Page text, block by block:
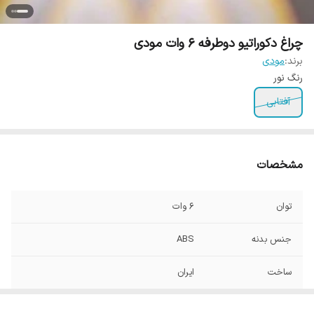
چراغ دکوراتیو دوطرفه ۶ وات مودی
برند:مودی
رنگ نور
آفتابی
مشخصات
توان 6 وات
جنس بدنه ABS
ساخت ایران